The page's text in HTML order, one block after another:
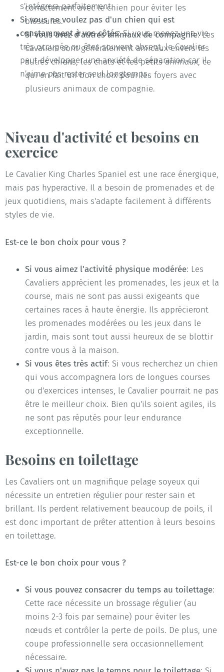
s'intégrera parfaitement.
Si vous ne voulez pas d'un chien qui est
constamment à vos côtés: Si vous menez une vie
très occupée ou êtes souvent absent, le Cavalier
peut développer une anxiété de séparation car il
n'aime pas rester seul longtemps.
correctement avec le chien pour éviter les
blessures.
Si vous avez d'autres animaux de compagnie: Les
Cavaliers sont généralement amicaux envers les
autres chiens, les chats et les petits animaux, ce
qui en fait un bon choix pour les foyers avec
plusieurs animaux de compagnie.
Niveau d'activité et besoins en
exercice
Le Cavalier King Charles Spaniel est une race énergique,
mais pas hyperactive. Il a besoin de promenades et de
jeux quotidiens, mais s'adapte facilement à différents
styles de vie.
Est-ce le bon choix pour vous ?
Si vous aimez l'activité physique modérée: Les
Cavaliers apprécient les promenades, les jeux et la
course, mais ne sont pas aussi exigeants que
certaines races à haute énergie. Ils apprécieront
les promenades modérées ou les jeux dans le
jardin, mais sont tout aussi heureux de se blottir
contre vous à la maison.
Si vous êtes très actif: Si vous recherchez un chien
qui vous accompagnera lors de longues courses
ou d'exercices intenses, le Cavalier pourrait ne pas
être le meilleur choix. Bien qu'ils soient agiles, ils
ne sont pas réputés pour leur endurance
exceptionnelle.
Besoins en toilettage
Les Cavaliers ont un magnifique pelage soyeux qui
nécessite un entretien régulier pour rester sain et
brillant. Ils perdent relativement beaucoup de poils, il
est donc important de prêter attention à leurs besoins
en toilettage.
Est-ce le bon choix pour vous ?
Si vous pouvez consacrer du temps au toilettage:
Cette race nécessite un brossage régulier (au
moins 2-3 fois par semaine) pour éviter les
nœuds et contrôler la perte de poils. De plus, une
coupe professionnelle sera occasionnellement
nécessaire.